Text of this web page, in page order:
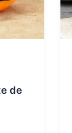
de